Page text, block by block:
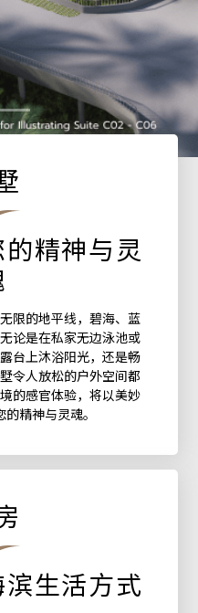
精神与灵
限的地平线，碧海、蓝
论是在私家无边泳池或
台上沐浴阳光，还是畅
令人放松的户外空间都
的感官体验，将以美妙
精神与灵魂。
生活方式